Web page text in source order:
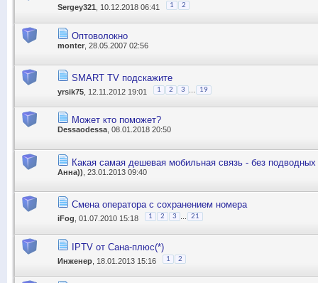
Sergey321 , 10.12.2018 06:41 1 2
Оптоволокно
monter , 28.05.2007 02:56
SMART TV подскажите
yrsik75 , 12.11.2012 19:01 1 2 3 19
Может кто поможет?
Dessaodessa, 08.01.2018 20:50
Какая самая дешевая мобильная связь - без
Анна)) , 23.01.2013 09:40
Смена оператора с сохранением номера
iFog , 01.07.2010 15:18 1 2 3 21
IPTV от Сана-плюс(*)
Инженер , 18.01.2013 15:16 1 2